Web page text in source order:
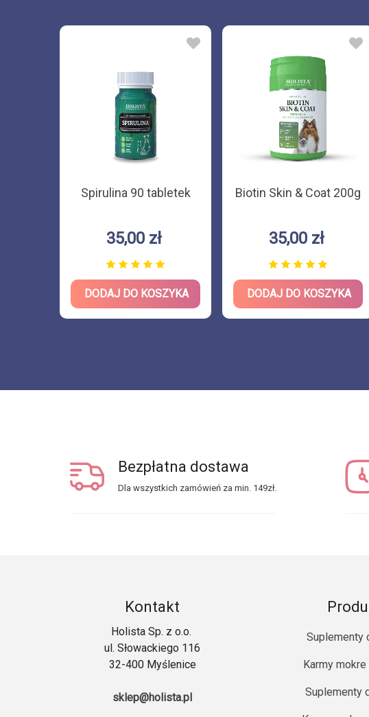
Spirulina 90 tabletek
35,00 zł
DODAJ DO KOSZYKA
Biotin Skin & Coat 200g
35,00 zł
DODAJ DO KOSZYKA
Bezpłatna dostawa
Dla wszystkich zamówień za min. 149zł.
Kontakt
Holista Sp. z o.o.
ul. Słowackiego 116
32-400 Myślenice
sklep@holista.pl
Suplementy
Karmy
Suplementy